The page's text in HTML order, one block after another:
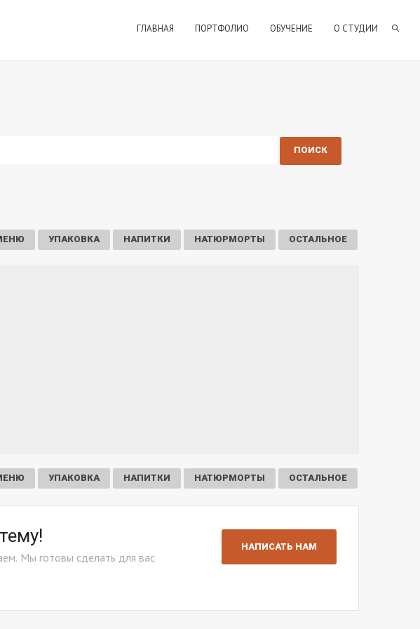
ГЛАВНАЯ ПОРТФОЛИО ОБУЧЕНИЕ О СТУДИИ
ОСТАЛЬНОЕ
НАТЮРМОРТЫ
НАПИТКИ
УПАКОВКА
ОСТАЛЬНОЕ
НАТЮРМОРТЫ
НАПИТКИ
УПАКОВКА
Мы готовы сделать для вас
НАПИСАТЬ НАМ